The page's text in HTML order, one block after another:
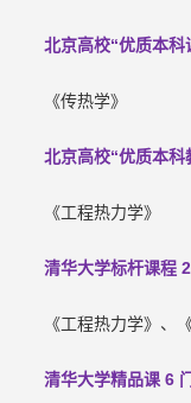
北京高校“优质本科
《传热学》
北京高校“优质本科
《工程热力学》
清华大学标杆课程 2
《工程热力学》、
清华大学精品课 6 门